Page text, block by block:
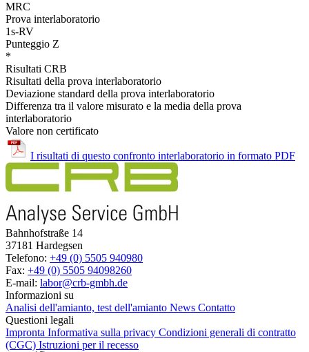
MRC
Prova interlaboratorio
1s-RV
Punteggio Z
*
Risultati CRB
Risultati della prova interlaboratorio
Deviazione standard della prova interlaboratorio
Differenza tra il valore misurato e la media della prova
interlaboratorio
Valore non certificato
I risultati di questo confronto interlaboratorio in formato PDF
Bahnhofstraße 14
37181 Hardegsen
Telefono: +49 (0) 5505 940980
Fax: +49 (0) 5505 94098260
E-mail: labor@crb-gmbh.de
Informazioni su
Analisi dell'amianto, test dell'amianto News Contatto
Questioni legali
Impronta Informativa sulla privacy Condizioni generali di contratto
(CGC) Istruzioni per il recesso